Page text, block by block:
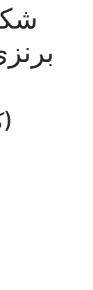
( کد محصول 190037)